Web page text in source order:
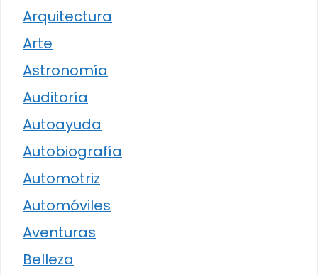
Arquitectura
Arte
Astronomía
Auditoría
Autoayuda
Autobiografía
Automotriz
Automóviles
Aventuras
Belleza